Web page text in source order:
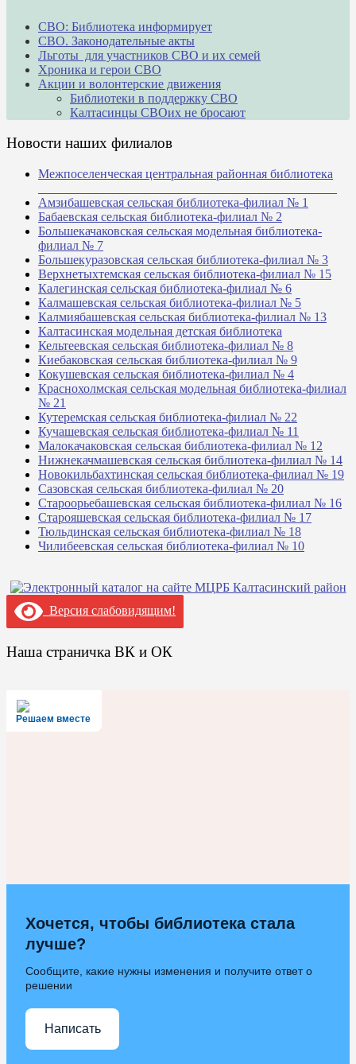
СВО: Библиотека информирует
СВО. Законодательные акты
Льготы для участников СВО и их семей
Хроника и герои СВО
Акции и волонтерские движения
Библиотеки в поддержку СВО
Калтасинцы СВОих не бросают
Новости наших филиалов
Межпоселенческая центральная районная библиотека
Амзибашевская сельская библиотека-филиал № 1
Бабаевская сельская библиотека-филиал № 2
Большекачаковская сельская модельная библиотека-
филиал № 7
Большекуразовская сельская библиотека-филиал № 3
Верхнетыхтемская сельская библиотека-филиал № 15
Калегинская сельская библиотека-филиал № 6
Калмашевская сельская библиотека-филиал № 5
Калмиябашевская сельская библиотека-филиал № 13
Калтасинская модельная детская библиотека
Кельтеевская сельская библиотека-филиал № 8
Киебаковская сельская библиотека-филиал № 9
Кокушевская сельская библиотека-филиал № 4
Краснохолмская сельская модельная библиотека-филиал
№ 21
Кутеремская сельская библиотека-филиал № 22
Кучашевская сельская библиотека-филиал № 11
Малокачаковская сельская библиотека-филиал № 12
Нижнекачмашевская сельская библиотека-филиал № 14
Новокильбахтинская сельская библиотека-филиал № 19
Сазовская сельская библиотека-филиал № 20
Староорьебашевская сельская библиотека-филиал № 16
Старояшевская сельская библиотека-филиал № 17
Тюльдинская сельская библиотека-филиал № 18
Чилибеевская сельская библиотека-филиал № 10
Версия слабовидящим!
Наша страничка ВК и ОК
Решаем вместе
Хочется, чтобы библиотека стала
лучше?
Сообщите, какие нужны изменения и получите ответ о
решении
Написать